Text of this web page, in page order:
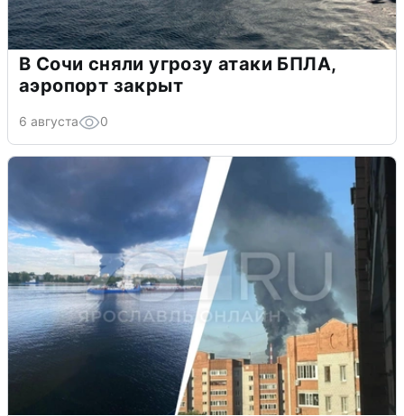
В Сочи сняли угрозу атаки БПЛА,
аэропорт закрыт
6 августа 0